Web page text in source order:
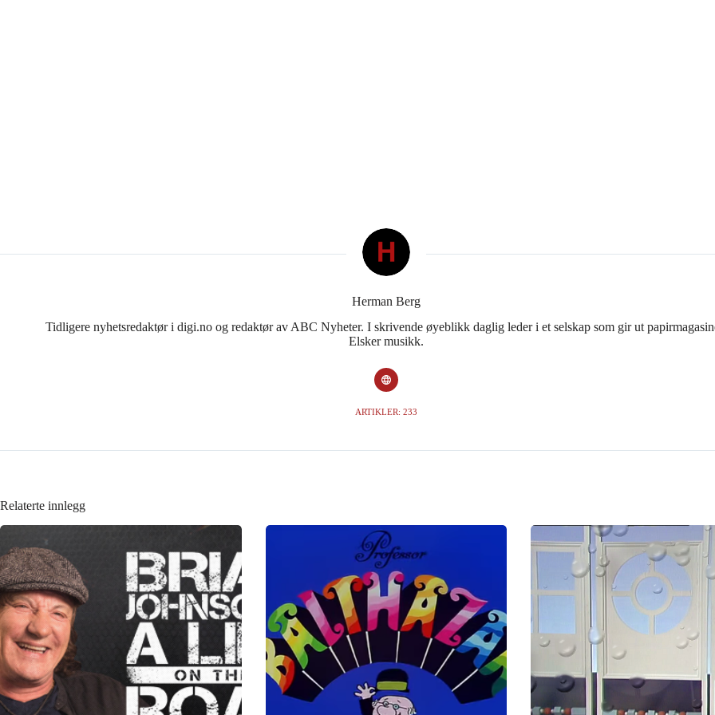
Herman Berg
Tidligere nyhetsredaktør i digi.no og redaktør av ABC Nyheter. I skrivende øyeblikk daglig leder i et selskap som gir ut
Elsker musikk.
ARTIKLER: 233
Relaterte innlegg